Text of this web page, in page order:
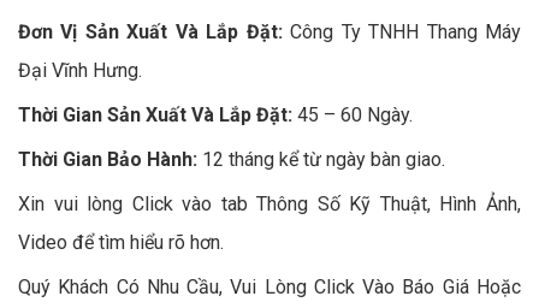
Đơn Vị Sản Xuất Và Lắp Đặt:Công Ty TNHH Thang Máy
Đại Vĩnh Hưng.
Thời Gian Sản Xuất Và Lắp Đặt: 45 – 60 Ngày.
Thời Gian Bảo Hành: 12 tháng kể từ ngày bàn giao.
Xin vui lòng Click vào tab Thông Số Kỹ Thuật, Hình Ảnh,
Video để tìm hiểu rõ hơn.
Quý Khách Có Nhu Cầu, Vui Lòng Click Vào Báo Giá Hoặc